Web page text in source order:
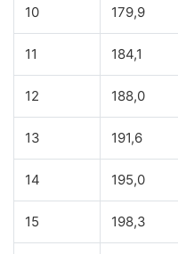
10 179,9
11 184,1
12 188,0
13 191,6
14 195,0
15 198,3